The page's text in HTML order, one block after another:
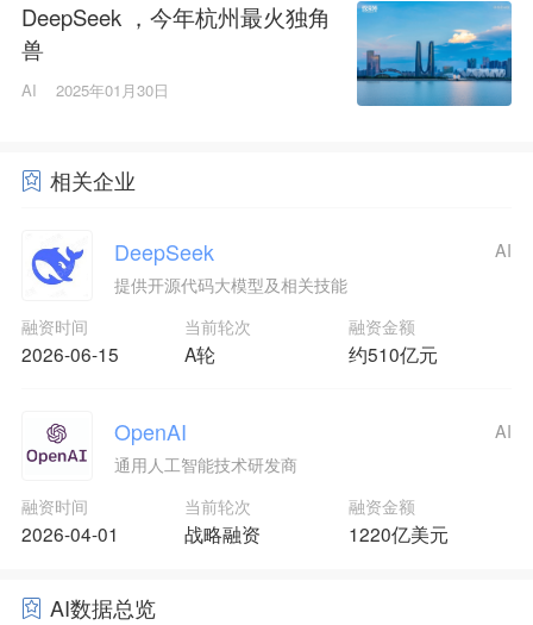
DeepSeek ，今年杭州最火独角
兽
AI 2025年01月30日
相关企业
DeepSeek
提供开源代码大模型及相关技能
AI
融资时间
2026-06-15
当前轮次
A轮
融资金额
约510亿元
OpenAI
通用人工智能技术研发商
AI
融资时间
2026-04-01
当前轮次
战略融资
融资金额
1220亿美元
AI数据总览